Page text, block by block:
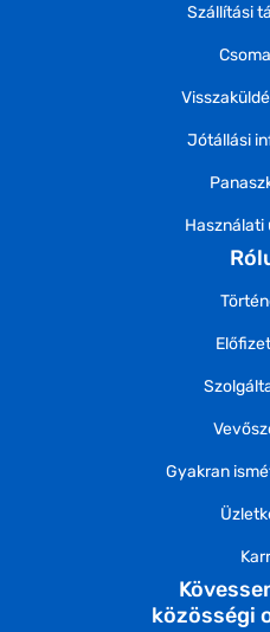
Szállítási
Jótállási
Gyakran
közösségi